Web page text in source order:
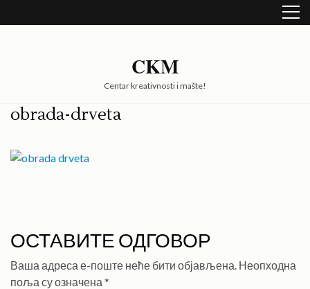
to
CKM
Centar kreativnosti i mašte!
obrada-drveta
ОСТАВИТЕ ОДГОВОР
Ваша адреса е-поште неће бити објављена. Неопходна
поља су означена *